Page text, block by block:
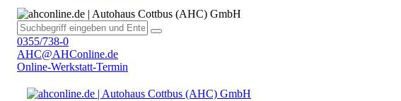
0355/738-0
AHC@AHConline.de
Online-Werkstatt-Termin